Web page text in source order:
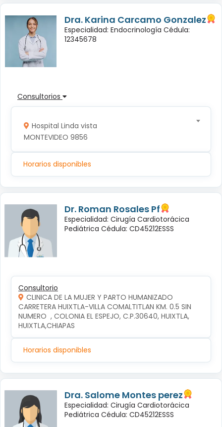
Dra. Karina Carcamo Gonzalez
Especialidad: Endocrinología Cédula:
12345678
Consultorios
Hospital Linda vista
MONTEVIDEO 9856
Horarios disponibles
Dr. Roman Rosales Pf
Especialidad: Cirugía Cardiotorácica
Pediátrica Cédula: CD45212ESSS
Consultorio
CLINICA DE LA MUJER Y PARTO HUMANIZADO
CARRETERA HUIXTLA-VILLA COMALTITLAN KM. 0.5 SIN
NUMERO  , COLONIA EL ESPEJO, C.P.30640, HUIXTLA,
HUIXTLA,CHIAPAS
Horarios disponibles
Dra. Salome Montes perez
Especialidad: Cirugía Cardiotorácica
Pediátrica Cédula: CD45212ESSS